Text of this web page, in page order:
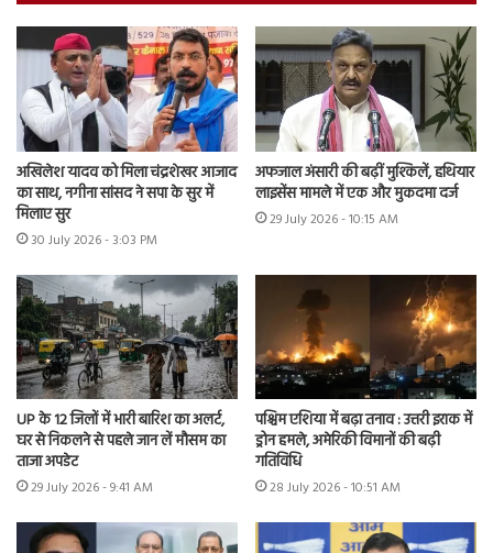
अखिलेश यादव को मिला चंद्रशेखर आजाद
का साथ, नगीना सांसद ने सपा के सुर में
मिलाए सुर
30 July 2026 - 3:03 PM
अफजाल अंसारी की बढ़ीं मुश्किलें, हथियार
लाइसेंस मामले में एक और मुकदमा दर्ज
29 July 2026 - 10:15 AM
UP के 12 जिलों में भारी बारिश का अलर्ट,
घर से निकलने से पहले जान लें मौसम का
ताजा अपडेट
29 July 2026 - 9:41 AM
पश्चिम एशिया में बढ़ा तनाव : उत्तरी इराक में
ड्रोन हमले, अमेरिकी विमानों की बढ़ी
गतिविधि
28 July 2026 - 10:51 AM